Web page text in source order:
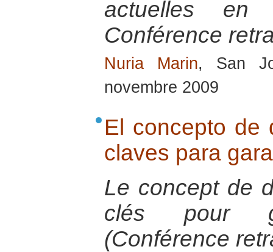
actuelles en
Conférence
Nuria Marin, San
novembre 2009
El concepto de
claves para
Le concept de
clés pour
(Conférence